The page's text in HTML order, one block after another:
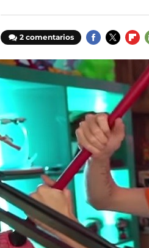
2 comentarios